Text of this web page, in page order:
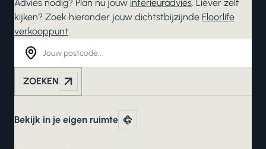
Advies nodig? Plan nu jouw interieuradvies. Liever zelf
kijken? Zoek hieronder jouw dichtstbijzijnde Floorlife
verkooppunt.
ZOEKEN
Bekijk in je eigen ruimte